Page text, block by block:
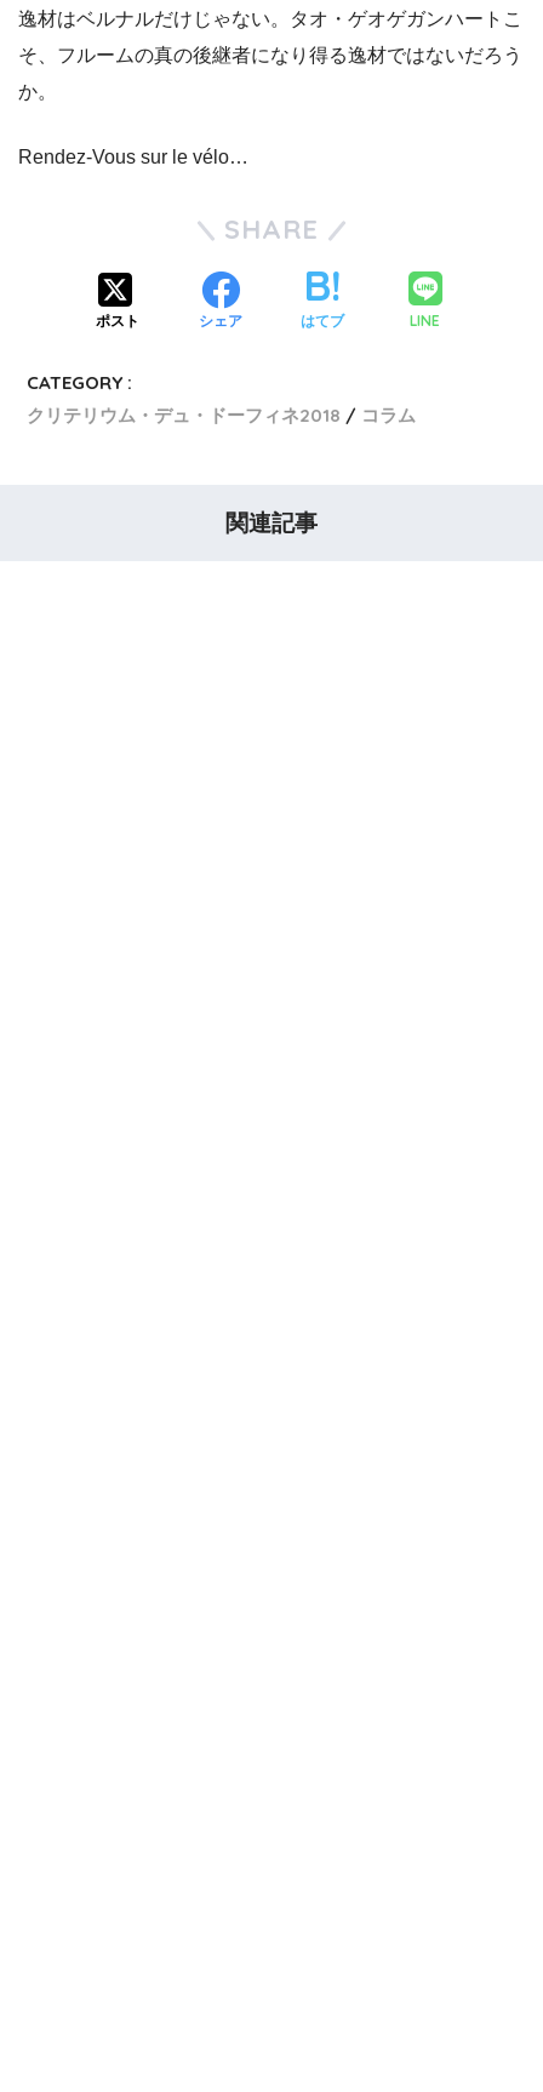
逸材はベルナルだけじゃない。タオ・ゲオゲガンハートこ
そ、フルームの真の後継者になり得る逸材ではないだろう
か。
Rendez-Vous sur le vélo…
SHARE
ポスト シェア はてブ LINE
CATEGORY :
クリテリウム・デュ・ドーフィネ2018
コラム
関連記事